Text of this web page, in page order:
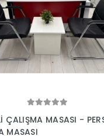
ÇALIŞMA MASASI -
MASASI